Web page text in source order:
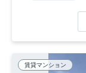
賃貸マンション